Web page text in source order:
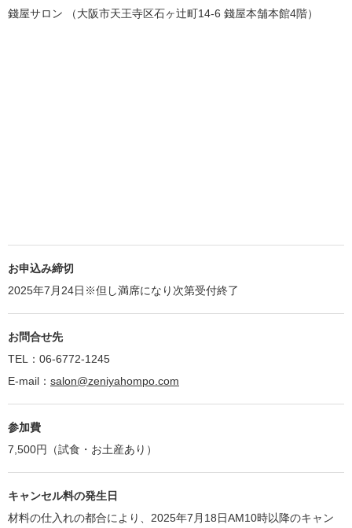
錢屋サロン （大阪市天王寺区石ヶ辻町14-6 錢屋本舗本館4階）
お申込み締切
2025年7月24日※但し満席になり次第受付終了
お問合せ先
TEL：06-6772-1245
E-mail： salon@zeniyahompo.com
参加費
7,500円（試食・お土産あり）
キャンセル料の発生日
材料の仕入れの都合により、2025年7月18日AM10時以降のキャン